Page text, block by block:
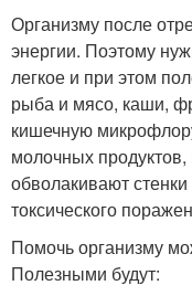
Организму после
энергии. Поэтому
легкое и при этом
рыба и мясо, каши,
кишечную
молочных
обволакивают
токсического
Помочь организму
Полезными будут: